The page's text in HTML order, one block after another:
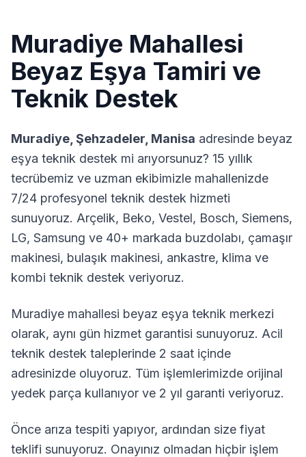
Muradiye Mahallesi
Beyaz Eşya Tamiri ve
Teknik Destek
Muradiye Şehzadeler Manisa adresinde beyaz
eşya teknik destek mi arıyorsunuz? 15 yıllık
tecrübemiz ve uzman ekibimizle mahallenizde
7/24 profesyonel teknik destek hizmeti
sunuyoruz. Arçelik, Beko, Vestel, Bosch, Siemens,
LG, Samsung ve 40+ markada buzdolabı, çamaşır
makinesi, bulaşık makinesi, ankastre, klima ve
kombi teknik destek veriyoruz.
Muradiye mahallesi beyaz eşya teknik merkezi
olarak, aynı gün hizmet garantisi sunuyoruz. Acil
teknik destek taleplerinde 2 saat içinde
adresinizde oluyoruz. Tüm işlemlerimizde orijinal
yedek parça kullanıyor ve 2 yıl garanti veriyoruz.
Önce arıza tespiti yapıyor, ardından size fiyat
teklifi sunuyoruz. Onayınız olmadan hiçbir işlem